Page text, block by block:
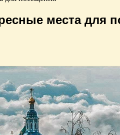
места для